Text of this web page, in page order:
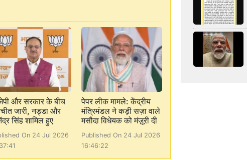
और सरकार के बीच
जारी, नड्डा और
सिंह शामिल हुए
On 24 Jul 2026
पेपर लीक मामले: केंद्रीय
मंत्रिमंडल ने कड़ी सज़ा वाले
मसौदा विधेयक को मंज़ूरी दी
Published On 24 Jul 2026
16:46:22